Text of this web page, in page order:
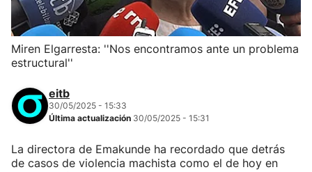
Miren Elgarresta: ''Nos encontramos ante un problema
estructural''
eitb
30/05/2025 - 15:33
Última actualización 30/05/2025 - 15:31
La directora de Emakunde ha recordado que detrás
de casos de violencia machista como el de hoy en